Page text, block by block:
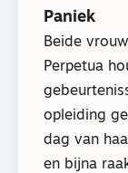
Paniek
Beide
Perpetua
opleiding
dag van
en bijna